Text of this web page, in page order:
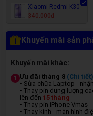
Xiaomi Redmi K30
340.000đ
Khuyến mãi sản
Khuyến mãi khác:
1 Ưu đãi tháng 8 (Chi tiết)
• Sửa chữa Laptop -
• Thay pin dung lượng
lên đến 15 tháng
• Thay pin iPhone Vmas -
• Thay kính - màn hình